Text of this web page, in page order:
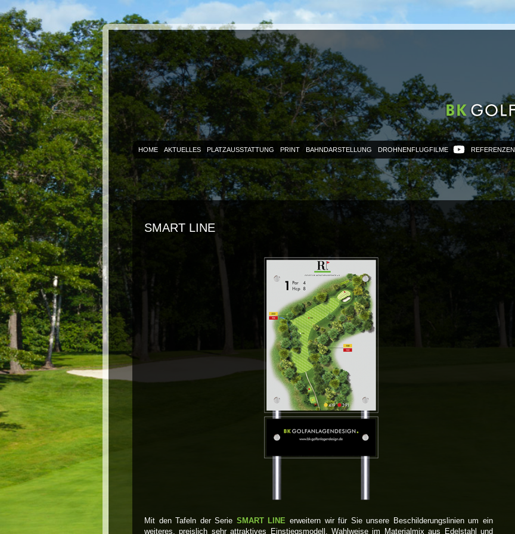
HOME AKTUELLES PLATZAUSSTATTUNG PRINT BAHNDARSTELLUNG DROHNENFLUGFILME REFERENZEN
SMART LINE
Mit den Tafeln der Serie SMART LINE erweitern wir für Sie unsere Beschilderungslinien um ein
weiteres, preislich sehr attraktives Einstiegsmodell. Wahlweise im Materialmix aus Edelstahl und